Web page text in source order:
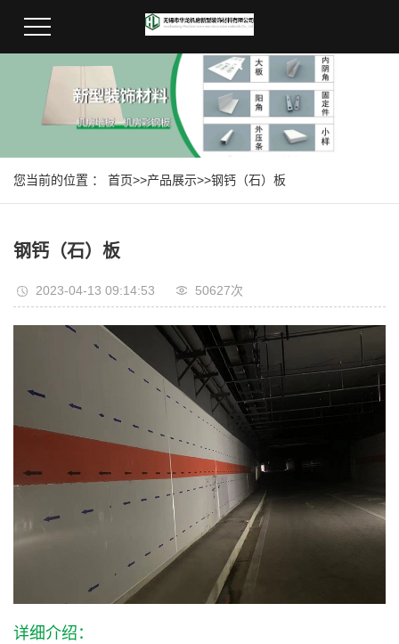
您当前的位置 ： 首页>>产品展示>>钢钙（石）板
钢钙（石）板
2023-04-13 09:14:53 50627次
详细介绍：